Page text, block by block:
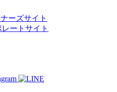
ーズサイト
ートサイト